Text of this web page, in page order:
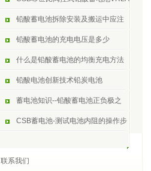
铅酸蓄电池拆除安装及搬运中应注
铅酸蓄电池的充电电压是多少
什么是铅酸蓄电池的均衡充电方法
铅酸电池创新技术铅炭电池
蓄电池知识--铅酸蓄电池正负极之
CSB蓄电池-测试电池内阻的操作步
联系我们